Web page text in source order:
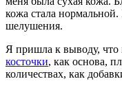
кожа стала
шелушения.
Я пришла к выводу, что
косточки, как основа,
количествах, как